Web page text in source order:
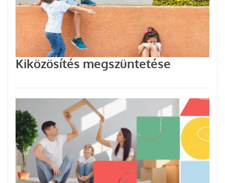
Kiközösítés megszüntetése